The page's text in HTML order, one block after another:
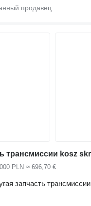
PLN ≈ 696,70 €
запчасть трансмиссии